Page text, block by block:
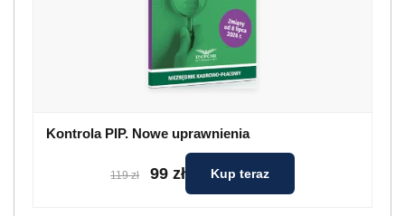
Kontrola PIP. Nowe uprawnienia
119 zł 99 zł Kup teraz